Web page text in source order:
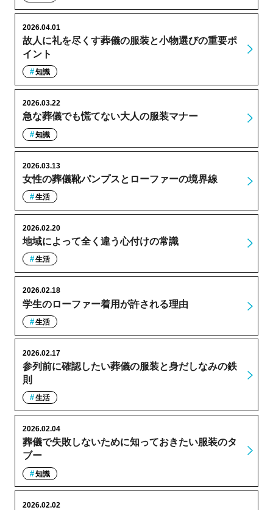
故人に礼を尽くす葬儀の服装と小物選びの重要ポ
イント
2026.04.01
知識
急な葬儀でも慌てない大人の服装マナー
2026.03.22
知識
女性の葬儀靴パンプスとローファーの境界線
2026.03.13
生活
地域によって全く違う心付けの常識
2026.02.20
生活
学生のローファー着用が許される理由
2026.02.18
生活
参列前に確認したい葬儀の服装と身だしなみの鉄
則
2026.02.17
生活
葬儀で失敗しないために知っておきたい服装のタ
ブー
2026.02.04
知識
2026.02.02